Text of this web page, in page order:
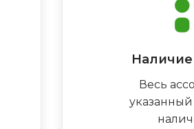
Весь
указанный